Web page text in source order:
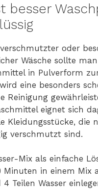
besser
oder
Wäsche sollte
in Pulverform
eine besonders
Reinigung
eignet sich
Kleidungsstücke, die
verschmutzt sind.
Mix als einfache
Minuten in einem Mix
4 Teilen Wasser